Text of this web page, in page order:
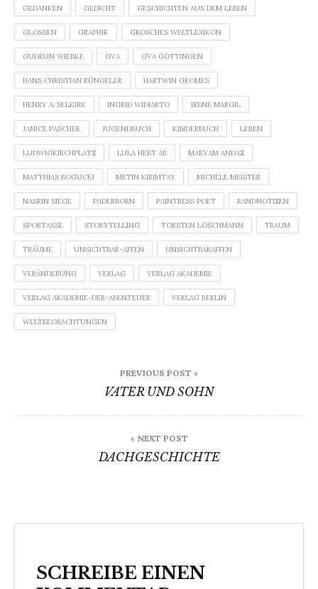
GEDANKEN GEDICHT GESCHICHTEN AUS DEM LEBEN
GLOSSEN GRAPHIK GROSCHES WELTLEXIKON
GUDRUN WIEBKE GVA GVA GÖTTINGEN
HANS CHRISTIAN RÜNGELER HARTWIN GROMES
HENRY A. SELKIRK INGRID WIDIARTO IRENE MARGIL
JANICE PASCHEK JUGENDBUCH KINDERBUCH LEBEN
LUDWIGKIRCHPLATZ LULA HEBT AB MARYAM ANDAZ
MATTHIAS BOGUCKI METIN KIRIMTAY MICHÈLE MEISTER
NASRIN SIEGE PADERBORN PAINTRESS POET RANDNOTIZEN
SPORTASSE STORYTELLING TORSTEN LÖSCHMANN TRAUM
TRÄUME UNSICHTBAR-AFFEN UNSICHTBARAFFEN
VERÄNDERUNG VERLAG VERLAG AKADEMIE
VERLAG AKADEMIE-DER-ABENTEUER VERLAG BERLIN
WELTBEOBACHTUNGEN
PREVIOUS POST »
VATER UND SOHN
« NEXT POST
DACHGESCHICHTE
SCHREIBE EINEN